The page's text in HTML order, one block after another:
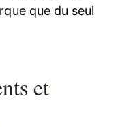
que du seul
et